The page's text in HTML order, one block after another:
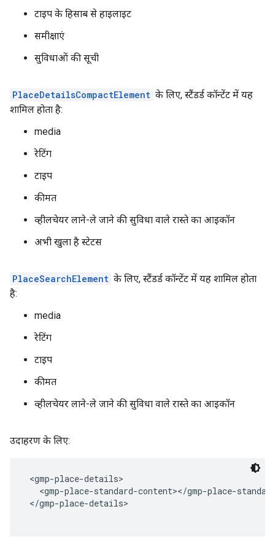
टाइप के हिसाब से हाइलाइट
समीक्षाएं
सुविधाओं की सूची
PlaceDetailsCompactElement के लिए, स्टैंडर्ड कॉन्टेंट में यह
शामिल होता है:
media
रेटिंग
टाइप
कीमत
व्हीलचेयर लाने-ले जाने की सुविधा वाले रास्ते का आइकॉन
अभी खुला है स्टेटस
PlaceSearchElement के लिए, स्टैंडर्ड कॉन्टेंट में यह शामिल होता
है:
media
रेटिंग
टाइप
कीमत
व्हीलचेयर लाने-ले जाने की सुविधा वाले रास्ते का आइकॉन
उदाहरण के लिए:
<gmp-place-details>
<gmp-place-standard-content></gmp-place-
</gmp-place-details>